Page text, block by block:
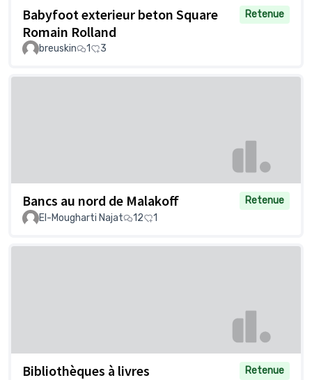
Babyfoot exterieur beton Square
Romain Rolland
Retenue
breuskin 1 3
Bancs au nord de Malakoff
Retenue
El-Mougharti Najat
12 1
Bibliothèques à livres
Retenue